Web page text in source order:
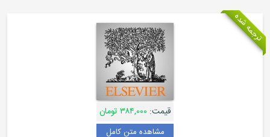
شده
قیمت:۳۸۴,۰۰۰ تومان
مشاهده متن کامل